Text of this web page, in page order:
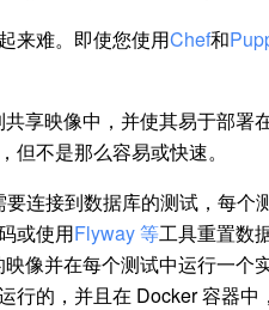
来难。即使您使用Chef和
享映像中，并使其易于部
但不是那么容易或快速。
连接到数据库的测试，每
或使用Flyway 等工具重置数
像并在每个测试中运行一
行的，并且在 Docker 容器